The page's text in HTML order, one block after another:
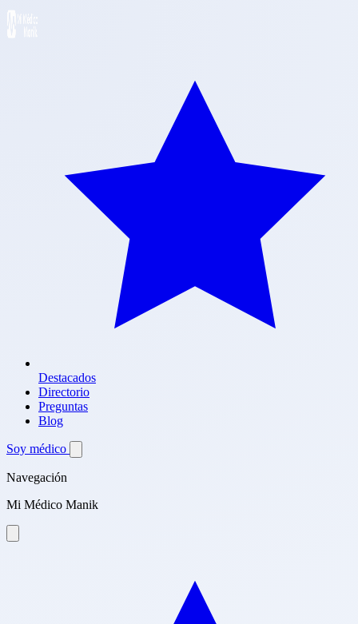
Destacados
Directorio
Preguntas
Blog
Soy médico
Navegación
Mi Médico Manik